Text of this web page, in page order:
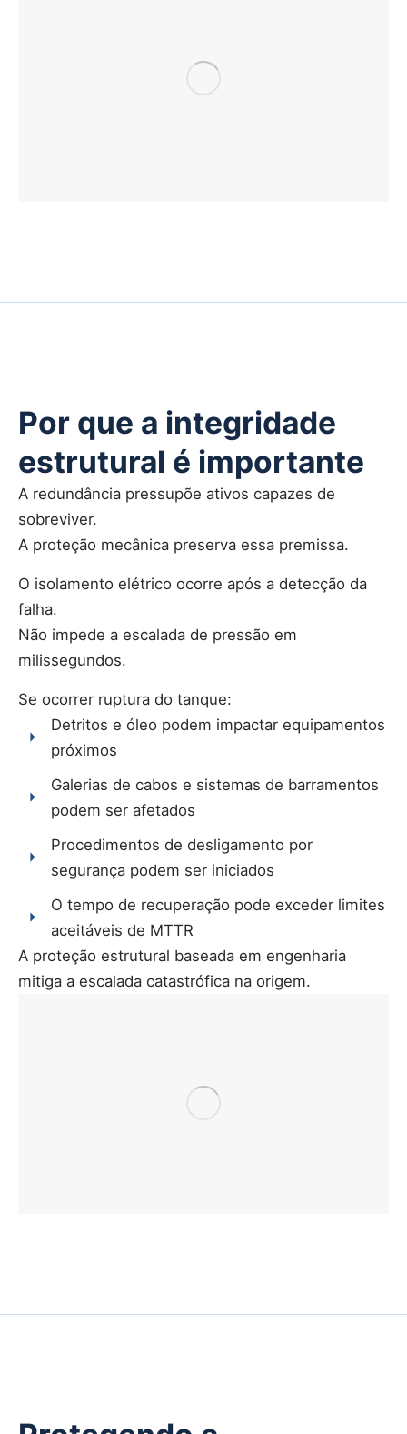
Por que a integridade
estrutural é importante
A redundância pressupõe ativos capazes de
sobreviver.
A proteção mecânica preserva essa premissa.
O isolamento elétrico ocorre após a detecção da
falha.
Não impede a escalada de pressão em
milissegundos.
Se ocorrer ruptura do tanque:
Detritos e óleo podem impactar equipamentos
próximos
Galerias de cabos e sistemas de barramentos
podem ser afetados
Procedimentos de desligamento por
segurança podem ser iniciados
O tempo de recuperação pode exceder limites
aceitáveis de MTTR
A proteção estrutural baseada em engenharia
mitiga a escalada catastrófica na origem.